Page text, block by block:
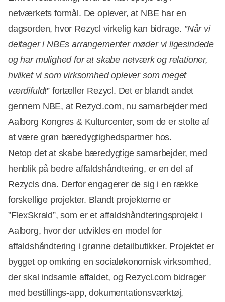
netværkets formål. De oplever, at NBE har en
dagsorden, hvor Rezycl virkelig kan bidrage. ”Når vi
deltager i NBEs arrangementer møder vi ligesindede
og har mulighed for at skabe netværk og relationer,
hvilket vi som virksomhed oplever som meget
værdifuldt” fortæller Rezycl. Det er blandt andet
gennem NBE, at Rezycl.com, nu samarbejder med
Aalborg Kongres & Kulturcenter, som de er stolte af
at være grøn bæredygtighedspartner hos.
Netop det at skabe bæredygtige samarbejder, med
henblik på bedre affaldshåndtering, er en del af
Rezycls dna. Derfor engagerer de sig i en række
forskellige projekter. Blandt projekterne er
”FlexSkrald”, som er et affaldshåndteringsprojekt i
Aalborg, hvor der udvikles en model for
affaldshåndtering i grønne detailbutikker. Projektet er
bygget op omkring en socialøkonomisk virksomhed,
der skal indsamle affaldet, og Rezycl.com bidrager
med bestillings-app, dokumentationsværktøj,